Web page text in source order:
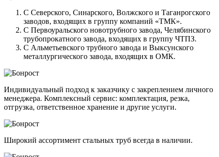
С Северского, Синарского, Волжского и Таганрогского
заводов, входящих в группу компаний «ТМК».
С Первоуральского новотрубного завода, Челябинского
трубопрокатного завода, входящих в группу ЧТПЗ.
С Альметьевского трубного завода и Выксунского
металлургического завода, входящих в ОМК.
Индивидуальный подход к заказчику с закреплением личного
менеджера. Комплексный сервис: комплектация, резка,
отгрузка, ответственное хранение и другие услуги.
Широкий ассортимент стальных труб всегда в наличии.